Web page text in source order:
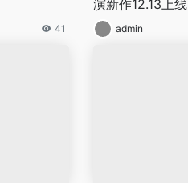
41
演新作12.13上线
admin